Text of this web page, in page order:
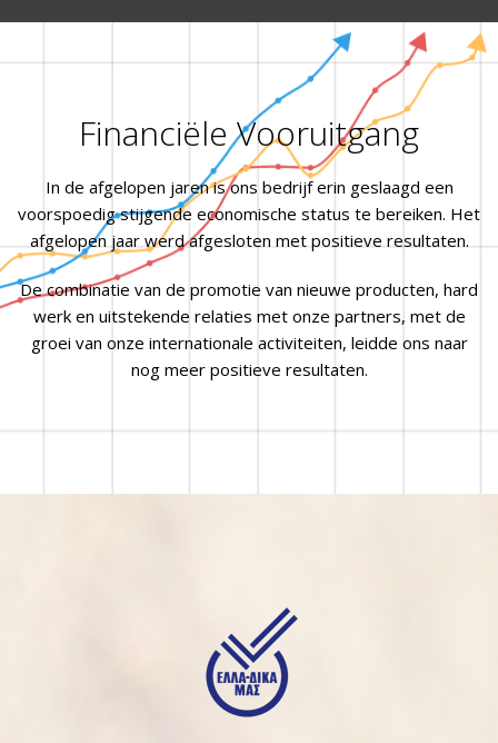
Financiële Vooruitgang
In de afgelopen jaren is ons bedrijf erin geslaagd een
voorspoedig stijgende economische status te bereiken. Het
afgelopen jaar werd afgesloten met positieve resultaten.
De combinatie van de promotie van nieuwe producten, hard
werk en uitstekende relaties met onze partners, met de
groei van onze internationale activiteiten, leidde ons naar
nog meer positieve resultaten.